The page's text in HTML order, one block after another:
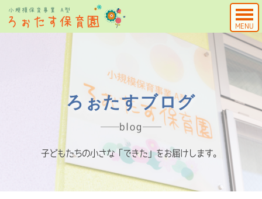
MENU
ろぉたすブログ
blog
子どもたちの小さな「できた」をお届けします。